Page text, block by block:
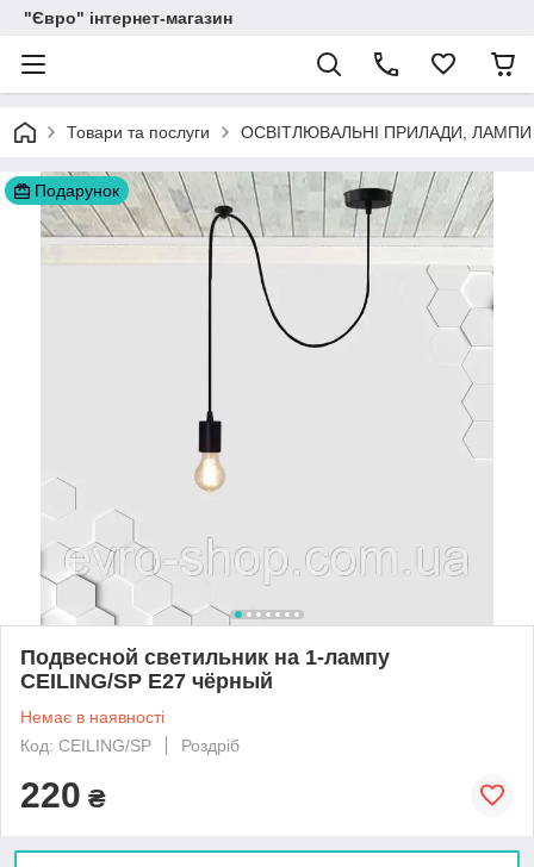
"Євро" інтернет-магазин
Товари та послуги ОСВІТЛЮВАЛЬНІ ПРИЛАДИ,
Подарунок
Подвесной светильник на 1-лампу
CEILING/SP E27 чёрный
Немає в наявності
Код: CEILING/SP
Роздріб
220 ₴